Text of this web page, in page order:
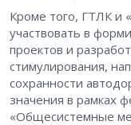
Кроме того, ГТЛК и
участвовать в
проектов и
стимулирования,
сохранности
значения в рамках
«Общесистемные